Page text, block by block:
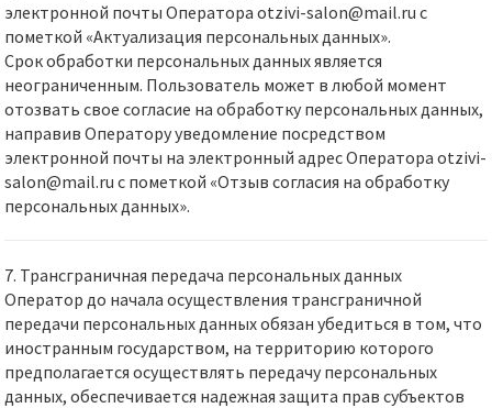
электронной почты Оператора otzivi-salon@mail.ru с
пометкой «Актуализация персональных данных».
Срок обработки персональных данных является
неограниченным. Пользователь может в любой момент
отозвать свое согласие на обработку персональных данных,
направив Оператору уведомление посредством
электронной почты на электронный адрес Оператора otzivi-
salon@mail.ru с пометкой «Отзыв согласия на обработку
персональных данных».
7. Трансграничная передача персональных данных
Оператор до начала осуществления трансграничной
передачи персональных данных обязан убедиться в том, что
иностранным государством, на территорию которого
предполагается осуществлять передачу персональных
данных, обеспечивается надежная защита прав субъектов